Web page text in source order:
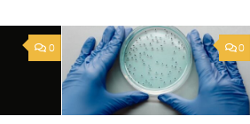
0 0